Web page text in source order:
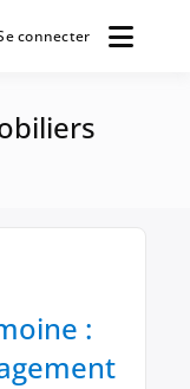
connecter
: